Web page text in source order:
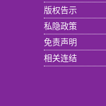
版权告示
私隐政策
免责声明
相关连结